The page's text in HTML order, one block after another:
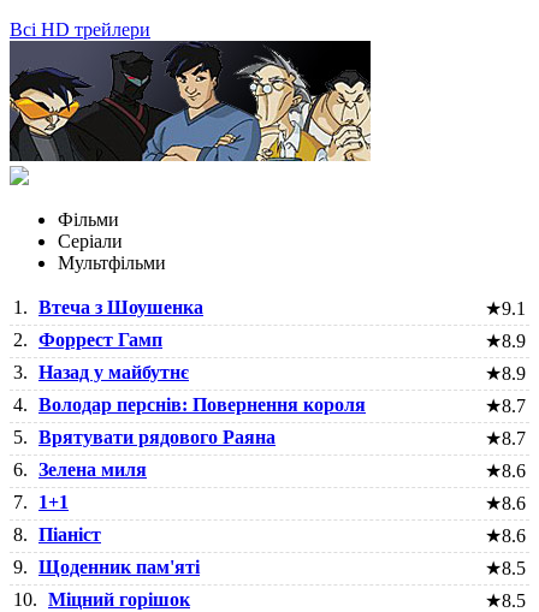
Всі HD трейлери
Фільми
Серіали
Мультфільми
1. Втеча з Шоушенка ★9.1
2. Форрест Гамп ★8.9
3. Назад у майбутнє ★8.9
4. Володар перснів: Повернення короля ★8.7
5. Врятувати рядового Раяна ★8.7
6. Зелена миля ★8.6
7.
1+1 ★8.6
8. Піаніст ★8.6
9. Щоденник пам'яті ★8.5
10. Міцний горішок ★8.5